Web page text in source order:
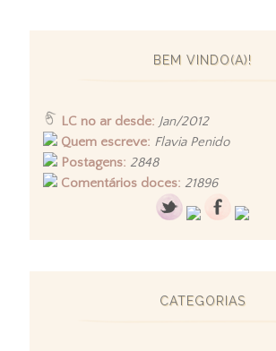
BEM VINDO(A)!
LC no ar desde: Jan/2012
Quem escreve: Flavia Penido
Postagens: 2848
Comentários doces: 21896
CATEGORIAS